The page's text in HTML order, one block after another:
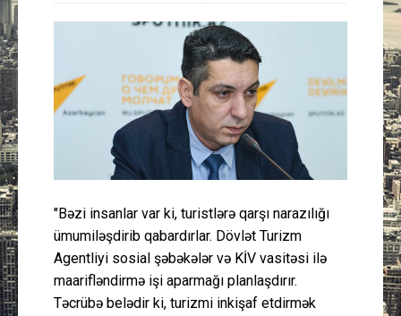
Güney Azərbaycan
Mədəniyyət
Müsahibə
İdman
Layihə
Gündəm
Cəmiyyət
"Bəzi insanlar var ki, turistlərə qarşı narazılığı
ümumiləşdirib qabardırlar. Dövlət Turizm
Agentliyi sosial şəbəkələr və KİV vasitəsi ilə
maarifləndirmə işi aparmağı planlaşdırır.
Təcrübə belədir ki, turizmi inkişaf etdirmək